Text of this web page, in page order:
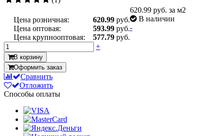
Цена розничная: 620.99 руб.
Цена оптовая:
593.99 руб.
Цена крупнооптовая:
577.79 руб.
620.99 руб. за м2
В наличии
-
+
В корзину
Оформить заказ
Сравнить
Отложить
Способы оплаты